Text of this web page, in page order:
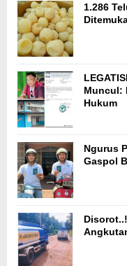
1.286
Muncul:
Hukum
Ngurus
Gaspol